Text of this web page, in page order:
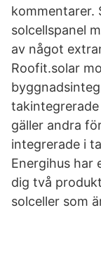
kommentarer.
solcellspanel
av något
Roofit.solar
takintegrerade
gäller andra
integrerade i
Energihus har
dig två
solceller som